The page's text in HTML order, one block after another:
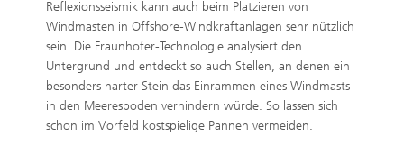
Reflexionsseismik kann auch beim Platzieren von
Windmasten in Offshore-Windkraftanlagen sehr nützlich
sein. Die Fraunhofer-Technologie analysiert den
Untergrund und entdeckt so auch Stellen, an denen ein
besonders harter Stein das Einrammen eines Windmasts
in den Meeresboden verhindern würde. So lassen sich
schon im Vorfeld kostspielige Pannen vermeiden.